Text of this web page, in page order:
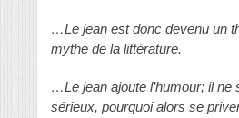
…Le jean est donc devenu un
mythe de la littérature.
…Le jean ajoute l’humour; il ne
sérieux, pourquoi alors se